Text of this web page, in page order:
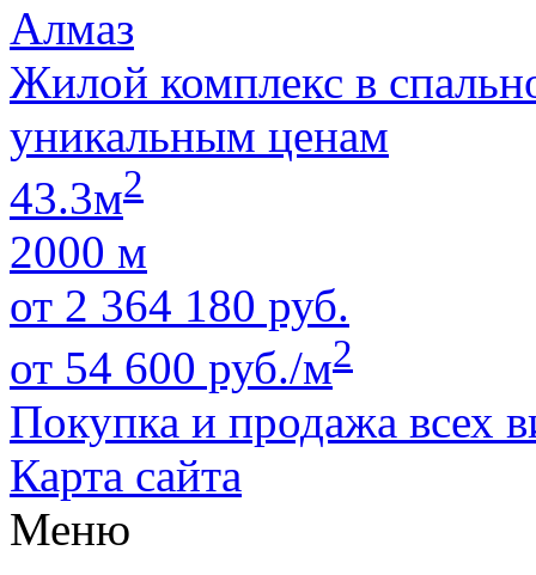
Алмаз
Жилой комплекс в
уникальным ценам
43.3м2
2000 м
от 2 364 180 руб.
от 54 600 руб./м2
Покупка и продажа всех
Карта сайта
Меню